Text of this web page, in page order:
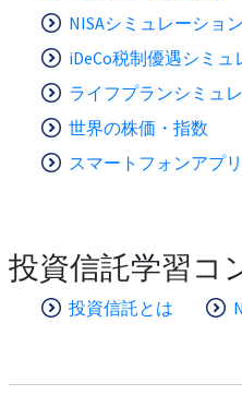
NISAシミュレーション
iDeCo税制優遇シミュ
ライフプランシミュ
世界の株価・指数
スマートフォンアプ
投資信託学習コ
投資信託とは